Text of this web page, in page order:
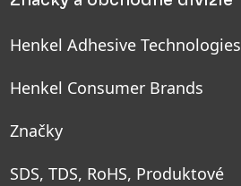
Henkel Adhesive Technologies
Henkel Consumer Brands
Značky
SDS, TDS, RoHS, Produktové